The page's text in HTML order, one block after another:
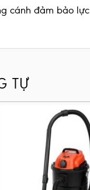
cánh đảm bảo
TỰ